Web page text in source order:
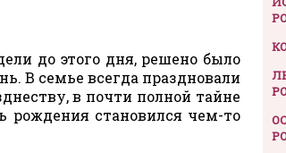
до этого дня, решено было
В семье всегда праздновали
в почти полной тайне
рождения становился чем-то